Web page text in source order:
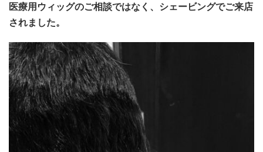
医療用ウィッグのご相談ではなく、シェービングでご来店
されました。